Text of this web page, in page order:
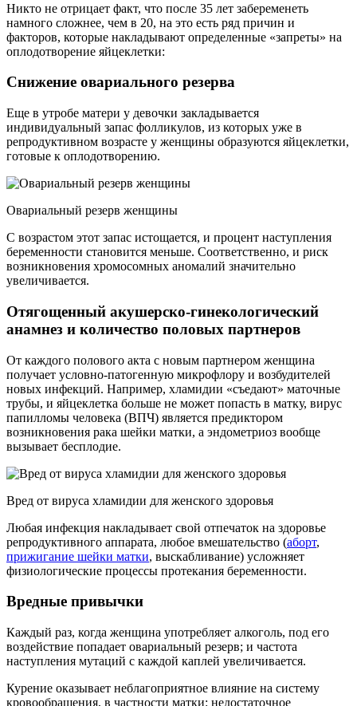
Никто не отрицает факт, что после 35 лет забеременеть
намного сложнее, чем в 20, на это есть ряд причин и
факторов, которые накладывают определенные «запреты» на
оплодотворение яйцеклетки:
Снижение овариального резерва
Еще в утробе матери у девочки закладывается
индивидуальный запас фолликулов, из которых уже в
репродуктивном возрасте у женщины образуются яйцеклетки,
готовые к оплодотворению.
Овариальный резерв женщины
С возрастом этот запас истощается, и процент наступления
беременности становится меньше. Соответственно, и риск
возникновения хромосомных аномалий значительно
увеличивается.
Отягощенный акушерско-гинекологический
анамнез и количество половых партнеров
От каждого полового акта с новым партнером женщина
получает условно-патогенную микрофлору и возбудителей
новых инфекций. Например, хламидии «съедают» маточные
трубы, и яйцеклетка больше не может попасть в матку, вирус
папилломы человека (ВПЧ) является предиктором
возникновения рака шейки матки, а эндометриоз вообще
вызывает бесплодие.
Вред от вируса хламидии для женского здоровья
Любая инфекция накладывает свой отпечаток на здоровье
репродуктивного аппарата, любое вмешательство (аборт,
прижигание шейки матки, выскабливание) усложняет
физиологические процессы протекания беременности.
Вредные привычки
Каждый раз, когда женщина употребляет алкоголь, под его
воздействие попадает овариальный резерв; и частота
наступления мутаций с каждой каплей увеличивается.
Курение оказывает неблагоприятное влияние на систему
кровообращения, в частности матки: недостаточное